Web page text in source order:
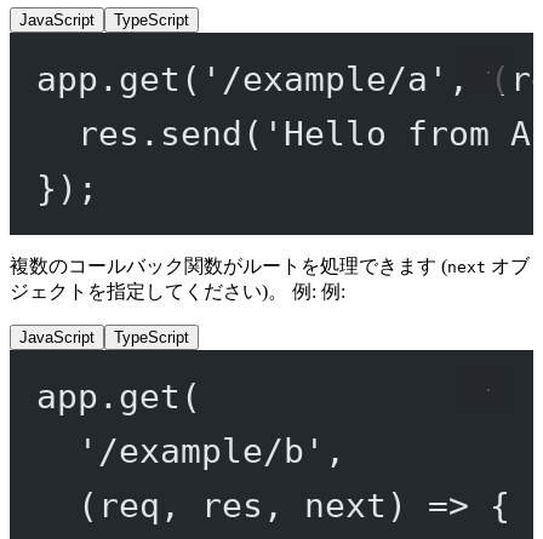
JavaScript TypeScript
app. get ( '/example/a' , (
res. send ( 'Hello from
});
複数のコールバック関数がルートを処理できます (next オブ
ジェクトを指定してください)。 例: 例:
JavaScript TypeScript
app. get (
'/example/b' ,
( req , res , next ) => {